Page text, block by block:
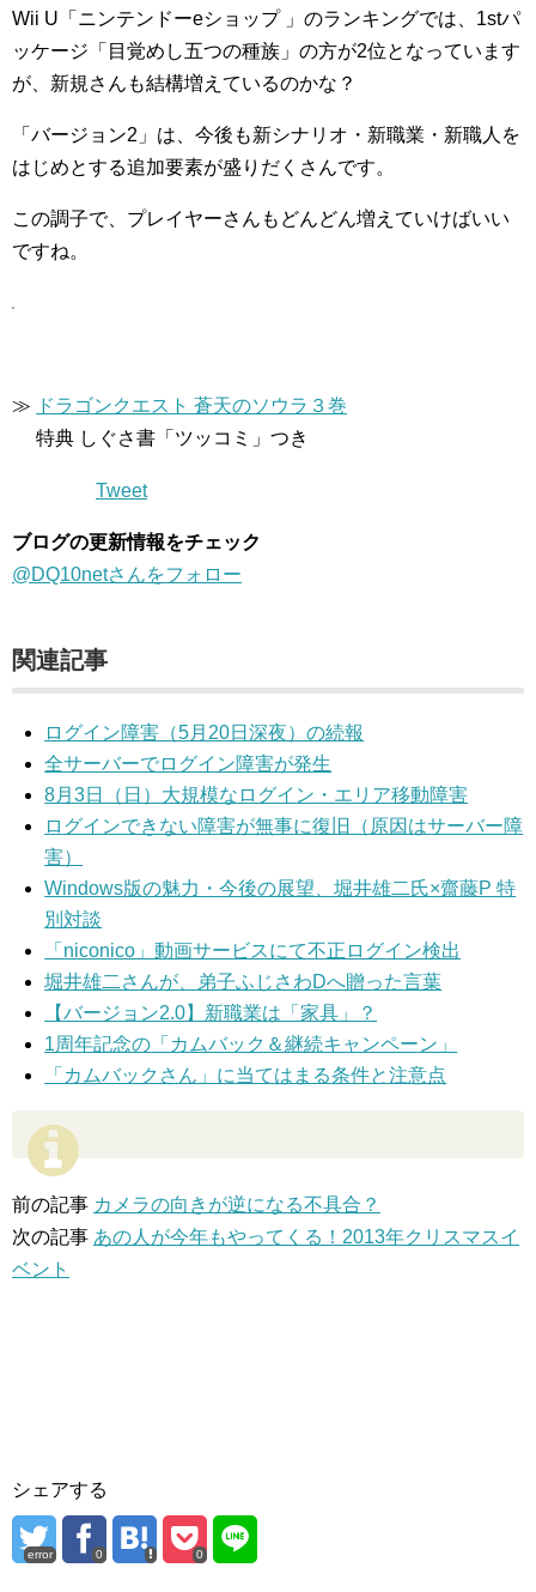
Wii U「ニンテンドーeショップ 」のランキングでは、1stパ
ッケージ「目覚めし五つの種族」の方が2位となっています
が、新規さんも結構増えているのかな？
「バージョン2」は、今後も新シナリオ・新職業・新職人を
はじめとする追加要素が盛りだくさんです。
この調子で、プレイヤーさんもどんどん増えていけばいい
ですね。
≫ ドラゴンクエスト 蒼天のソウラ３巻
特典 しぐさ書「ツッコミ」つき
Tweet
ブログの更新情報をチェック
@DQ10netさんをフォロー
関連記事
ログイン障害（5月20日深夜）の続報
全サーバーでログイン障害が発生
8月3日（日）大規模なログイン・エリア移動障害
ログインできない障害が無事に復旧（原因はサーバー障
害）
Windows版の魅力・今後の展望、堀井雄二氏×齋藤P 特
別対談
「niconico」動画サービスにて不正ログイン検出
堀井雄二さんが、弟子ふじさわDへ贈った言葉
【バージョン2.0】新職業は「家具」？
1周年記念の「カムバック＆継続キャンペーン」
「カムバックさん」に当てはまる条件と注意点
前の記事 カメラの向きが逆になる不具合？
次の記事 あの人が今年もやってくる！2013年クリスマスイ
ベント
シェアする
error 0 0